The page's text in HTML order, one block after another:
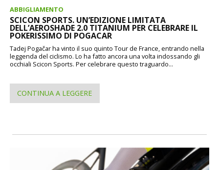
ABBIGLIAMENTO
SCICON SPORTS. UN’EDIZIONE LIMITATA
DELL’AEROSHADE 2.0 TITANIUM PER CELEBRARE IL
POKERISSIMO DI POGACAR
Tadej Pogačar ha vinto il suo quinto Tour de France, entrando nella
leggenda del ciclismo. Lo ha fatto ancora una volta indossando gli
occhiali Scicon Sports. Per celebrare questo traguardo...
CONTINUA A LEGGERE